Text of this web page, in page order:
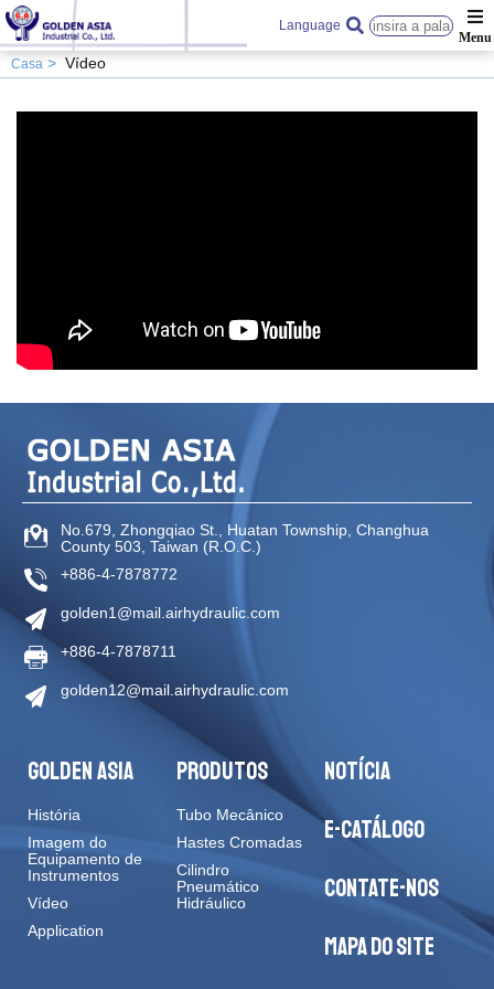
Language
Casa Vídeo
No.679, Zhongqiao St., Huatan Township, Changhua
County 503, Taiwan (R.O.C.)
+886-4-7878772
golden1@mail.airhydraulic.com
+886-4-7878711
golden12@mail.airhydraulic.com
GOLDEN ASIA
História
Imagem do
Equipamento de
Instrumentos
Vídeo
Application
PRODUTOS
Tubo Mecânico
Hastes Cromadas
Cilindro
Pneumático
Hidráulico
NOTÍCIA
E-CATÁLOGO
CONTATE-NOS
MAPA DO SITE